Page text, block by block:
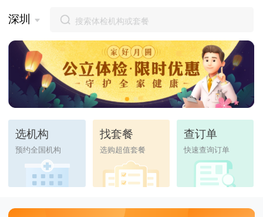
深圳
选机构
预约全国机构
找套餐
选购超值套餐
查订单
快速查询订单